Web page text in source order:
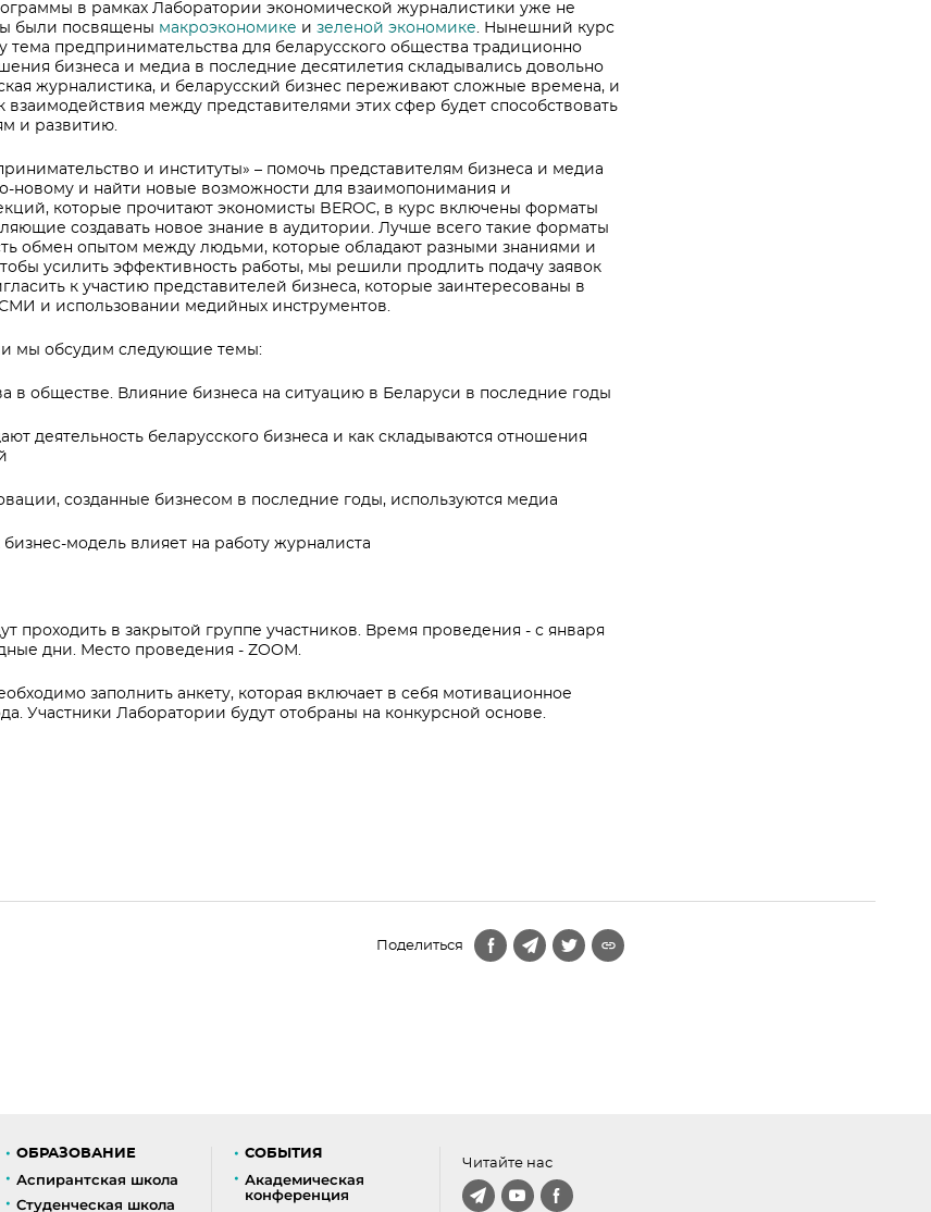
в рамках Лаборатории экономической журналистики уже не
были посвящены макроэкономике и зеленой экономике. Нынешний курс
тема предпринимательства для беларусского общества традиционно
бизнеса и медиа в последние десятилетия складывались довольно
журналистика, и беларусский бизнес переживают сложные времена, и
взаимодействия между представителями этих сфер будет способствовать
и развитию.
и институты» – помочь представителям бизнеса и медиа
новому и найти новые возможности для взаимопонимания и
которые прочитают экономисты BEROC, в курс включены форматы
создавать новое знание в аудитории. Лучше всего такие форматы
обмен опытом между людьми, которые обладают разными знаниями и
усилить эффективность работы, мы решили продлить подачу заявок
к участию представителей бизнеса, которые заинтересованы в
и использовании медийных инструментов.
мы обсудим следующие темы:
в обществе. Влияние бизнеса на ситуацию в Беларуси в последние годы
деятельность беларусского бизнеса и как складываются отношения
созданные бизнесом в последние годы, используются медиа
модель влияет на работу журналиста
проходить в закрытой группе участников. Время проведения - с января
дни. Место проведения - ZOOM.
заполнить анкету, которая включает в себя мотивационное
Участники Лаборатории будут отобраны на конкурсной основе.
Поделиться
ОБРАЗОВАНИЕ
Аспирантская школа
Студенческая школа
СОБЫТИЯ
Академическая
конференция
Читайте нас